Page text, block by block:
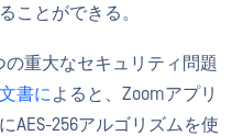
ことができる。
重大なセキュリティ問題
文書によると、Zoomアプリ
AES-256アルゴリズムを使